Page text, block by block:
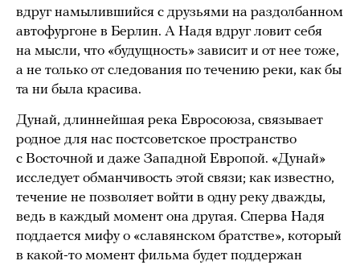
вдруг намылившийся с друзьями на раздолбанном
автофургоне в Берлин. А Надя вдруг ловит себя
на мысли, что «будущность» зависит и от нее тоже,
а не только от следования по течению реки, как бы
та ни была красива.
Дунай, длиннейшая река Евросоюза, связывает
родное для нас постсоветское пространство
с Восточной и даже Западной Европой. «Дунай»
исследует обманчивость этой связи; как известно,
течение не позволяет войти в одну реку дважды,
ведь в каждый момент она другая. Сперва Надя
поддается мифу о «славянском братстве», который
в какой-то момент фильма будет поддержан